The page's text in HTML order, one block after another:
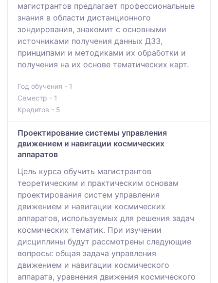
магистрантов предлагает профессиональные
знания в области дистанционного
зондирования, знакомит с основными
источниками получения данных ДЗЗ,
принципами и методиками их обработки и
получения на их основе тематических карт.
Год обучения - 1
Семестр - 1
Кредитов - 5
Проектирование системы управления
движением и навигации космических
аппаратов
Цель курса обучить магистрантов
теоретическим и практическим основам
проектирования систем управления
движением и навигации космических
аппаратов, используемых для решения задач
космических тематик. При изучении
дисциплины будут рассмотрены следующие
вопросы: общая задача управления
движением и навигации космического
аппарата, уравнения движения космического